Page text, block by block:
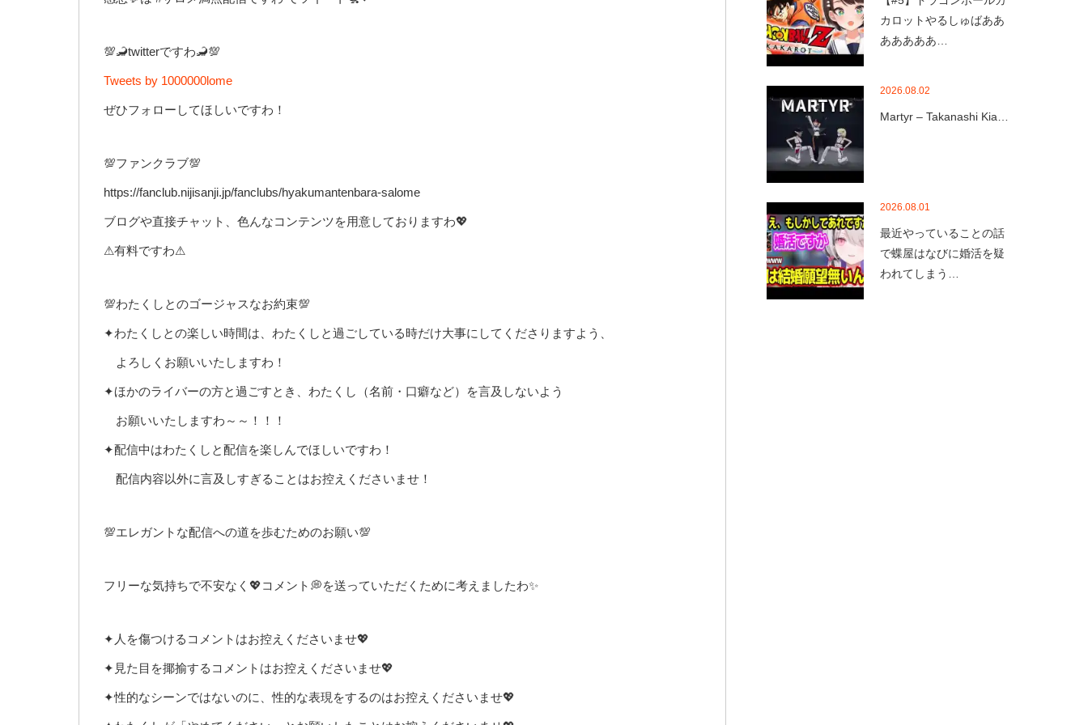
💯🦂twitterですわ🦂💯
Tweets by 1000000lome
ぜひフォローしてほしいですわ！
💯ファンクラブ💯
https://fanclub.nijisanji.jp/fanclubs/hyakumantenbara-salome
ブログや直接チャット、色んなコンテンツを用意しておりますわ💖
⚠有料ですわ⚠
💯わたくしとのゴージャスなお約束💯
✦わたくしとの楽しい時間は、わたくしと過ごしている時だけ大事にしてくださりますよう、
よろしくお願いいたしますわ！
✦ほかのライバーの方と過ごすとき、わたくし（名前・口癖など）を言及しないよう
お願いいたしますわ～～！！！
✦配信中はわたくしと配信を楽しんでほしいですわ！
配信内容以外に言及しすぎることはお控えくださいませ！
💯エレガントな配信への道を歩むためのお願い💯
フリーな気持ちで不安なく💖コメント💭を送っていただくために考えましたわ✨
✦人を傷つけるコメントはお控えくださいませ💖
✦見た目を揶揄するコメントはお控えくださいませ💖
✦性的なシーンではないのに、性的な表現をするのはお控えくださいませ💖
カロットやるしゅばああ
あああああ…
2026.08.02
Martyr – Takanashi Kia…
2026.08.01
最近やっていることの話
で蝶屋はなびに婚活を疑
われてしまう…